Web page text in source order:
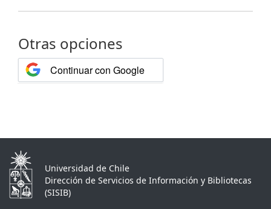
Otras opciones
Continuar con Google
Universidad de Chile
Dirección de Servicios de Información y Bibliotecas
(SISIB)